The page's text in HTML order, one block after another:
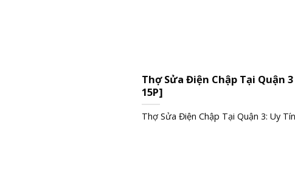
Thợ Sửa Điện Chập Tại Quận
15P]
Thợ Sửa Điện Chập Tại Quận 3: Uy